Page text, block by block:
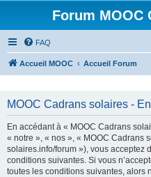
Forum MOOC
FAQ
Accueil MOOC Accueil Forum
MOOC Cadrans solaires -
En accédant à « MOOC Cadrans
« notre », « nos », « MOOC Cadrans
solaires.info/forum »), vous acceptez
conditions suivantes. Si vous
toutes les conditions suivantes, alors